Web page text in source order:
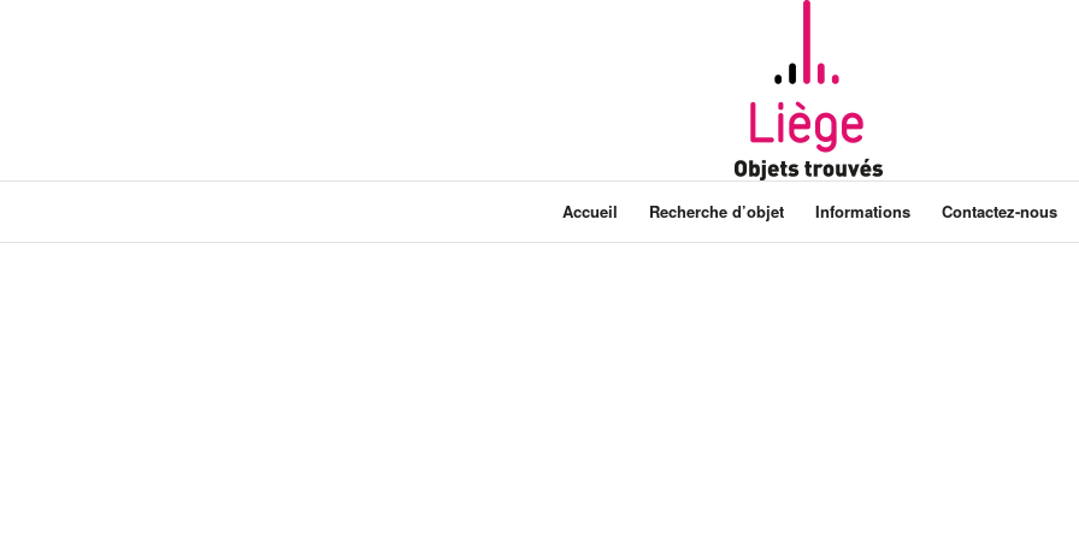
Accueil Recherche d’objet Informations Contactez-nous